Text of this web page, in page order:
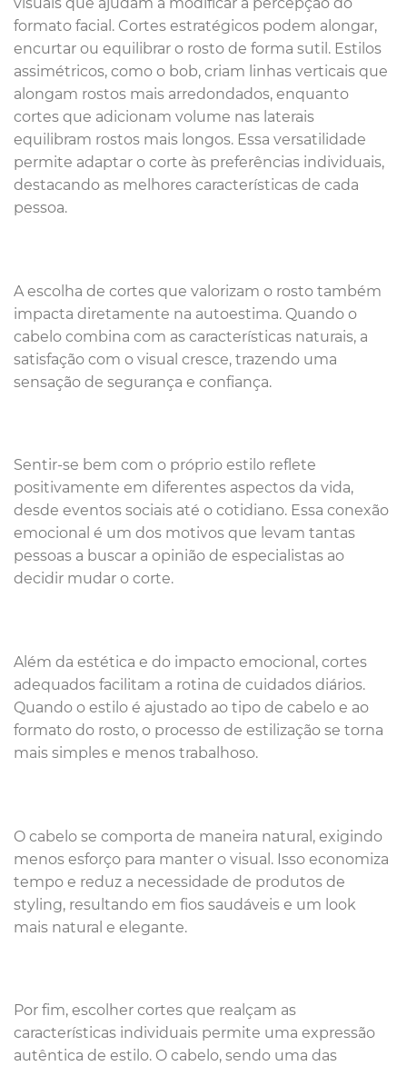
formato facial. Cortes estratégicos podem alongar,
encurtar ou equilibrar o rosto de forma sutil. Estilos
assimétricos, como o bob, criam linhas verticais que
alongam rostos mais arredondados, enquanto
cortes que adicionam volume nas laterais
equilibram rostos mais longos. Essa versatilidade
permite adaptar o corte às preferências individuais,
destacando as melhores características de cada
pessoa.
A escolha de cortes que valorizam o rosto também
impacta diretamente na autoestima. Quando o
cabelo combina com as características naturais, a
satisfação com o visual cresce, trazendo uma
sensação de segurança e confiança.
Sentir-se bem com o próprio estilo reflete
positivamente em diferentes aspectos da vida,
desde eventos sociais até o cotidiano. Essa conexão
emocional é um dos motivos que levam tantas
pessoas a buscar a opinião de especialistas ao
decidir mudar o corte.
Além da estética e do impacto emocional, cortes
adequados facilitam a rotina de cuidados diários.
Quando o estilo é ajustado ao tipo de cabelo e ao
formato do rosto, o processo de estilização se torna
mais simples e menos trabalhoso.
O cabelo se comporta de maneira natural, exigindo
menos esforço para manter o visual. Isso economiza
tempo e reduz a necessidade de produtos de
styling, resultando em fios saudáveis e um look
mais natural e elegante.
Por fim, escolher cortes que realçam as
características individuais permite uma expressão
autêntica de estilo. O cabelo, sendo uma das